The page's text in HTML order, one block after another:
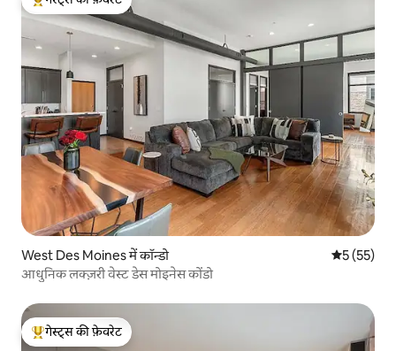
गेस्ट्स का टॉप फ़ेवरेट
West Des Moines में कॉन्डो औसत रेटिंग
5 (55)
आधुनिक लक्ज़री वेस्ट डेस मोइनेस कोंडो
गेस्ट्स का टॉप फ़ेवरेट
गेस्ट्स की फ़ेवरेट